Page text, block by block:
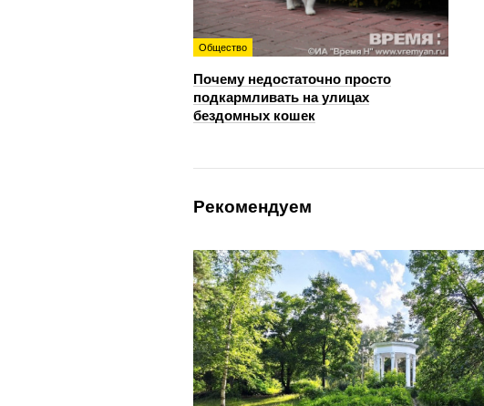
Общество
Почему недостаточно просто
подкармливать на улицах
бездомных кошек
Рекомендуем